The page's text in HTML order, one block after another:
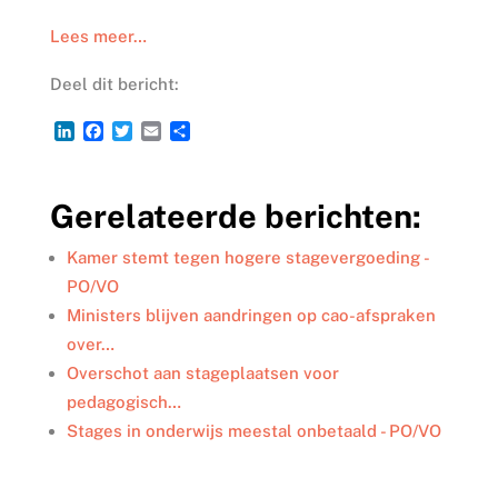
Lees meer…
Deel dit bericht:
L
e
d
I
n
F
b
o
o
k
T
t
e
r
E
l
D
n
Gerelateerde berichten:
Kamer stemt tegen hogere stagevergoeding -
PO/VO
Ministers blijven aandringen op cao-afspraken
over…
Overschot aan stageplaatsen voor
pedagogisch…
Stages in onderwijs meestal onbetaald - PO/VO